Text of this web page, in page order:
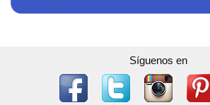
Síguenos en